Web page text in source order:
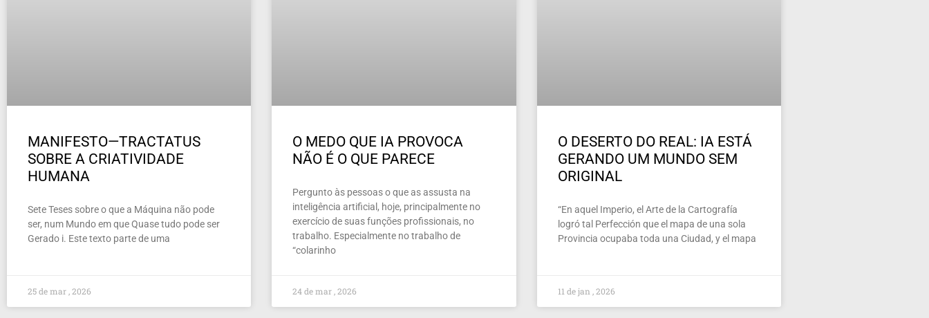
MANIFESTO—TRACTATUS
SOBRE A CRIATIVIDADE
HUMANA
Sete Teses sobre o que a Máquina não pode
ser, num Mundo em que Quase tudo pode ser
Gerado i. Este texto parte de uma
25 de mar , 2026
O MEDO QUE IA PROVOCA
NÃO É O QUE PARECE
Pergunto às pessoas o que as assusta na
inteligência artificial, hoje, principalmente no
exercício de suas funções profissionais, no
trabalho. Especialmente no trabalho de
“colarinho
24 de mar , 2026
O DESERTO DO REAL: IA ESTÁ
GERANDO UM MUNDO SEM
ORIGINAL
“En aquel Imperio, el Arte de la Cartografía
logró tal Perfección que el mapa de una sola
Provincia ocupaba toda una Ciudad, y el mapa
11 de jan , 2026